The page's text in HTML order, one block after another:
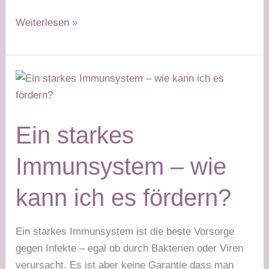
Karotten-
Sauerkraut-
Rohkost
–
Stabilisierungsphase
Weiterlesen »
Ein starkes
Immunsystem – wie
kann ich es fördern?
Ein starkes Immunsystem ist die beste Vorsorge
gegen Infekte – egal ob durch Bakterien oder Viren
verursacht. Es ist aber keine Garantie dass man